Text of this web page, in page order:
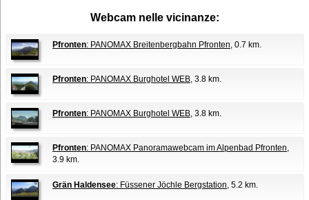
Webcam nelle vicinanze:
Pfronten: PANOMAX Breitenbergbahn Pfronten, 0.7 km.
Pfronten: PANOMAX Burghotel WEB, 3.8 km.
Pfronten: PANOMAX Burghotel WEB, 3.8 km.
Pfronten: PANOMAX Panoramawebcam im Alpenbad Pfronten,
3.9 km.
Grän Haldensee: Füssener Jöchle Bergstation, 5.2 km.